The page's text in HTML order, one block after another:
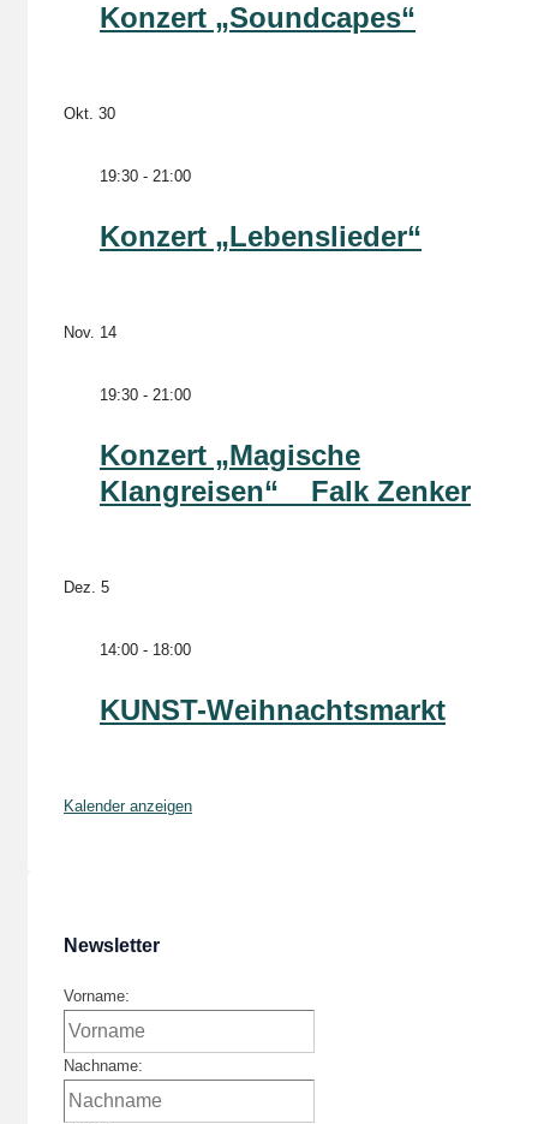
Konzert „Soundcapes“
Okt. 30
19:30 - 21:00
Konzert „Lebenslieder“
Nov. 14
19:30 - 21:00
Konzert „Magische
Klangreisen“ _ Falk Zenker
Dez. 5
14:00 - 18:00
KUNST-Weihnachtsmarkt
Kalender anzeigen
Newsletter
Vorname:
Nachname: